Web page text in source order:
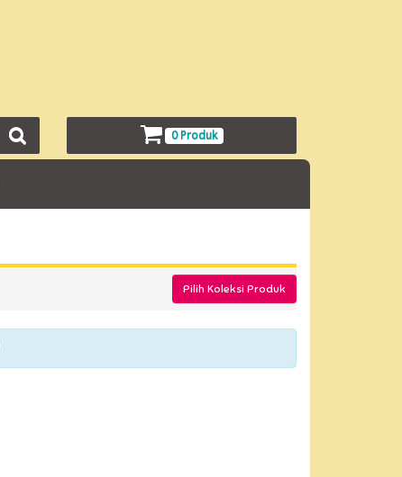
0 Produk
Pilih Koleksi Produk